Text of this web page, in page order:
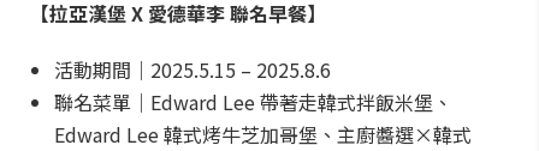
【拉亞漢堡 X 愛德華李 聯名早餐】
活動期間｜2025.5.15 – 2025.8.6
聯名菜單｜Edward Lee 帶著走韓式拌飯米堡、
Edward Lee 韓式烤牛芝加哥堡、主廚醬選×韓式